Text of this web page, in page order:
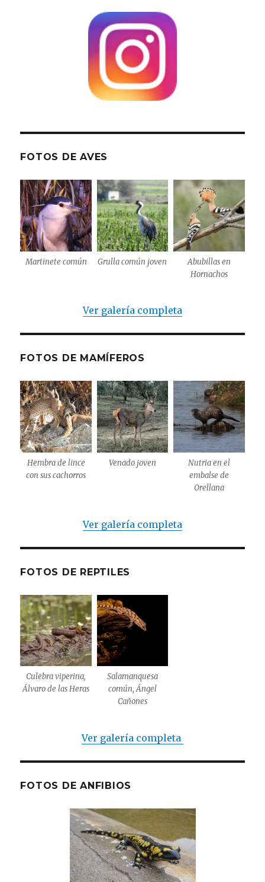
FOTOS DE AVES
Martinete común Grulla común joven
Abubillas en
Hornachos
Ver galería completa
FOTOS DE MAMÍFEROS
Hembra de lince
con sus cachorros
Venado joven
Nutria en el
embalse de
Orellana
Ver galería completa
FOTOS DE REPTILES
Culebra viperina,
Álvaro de las Heras
Salamanquesa
común, Ángel
Cañones
Ver galería completa
FOTOS DE ANFIBIOS